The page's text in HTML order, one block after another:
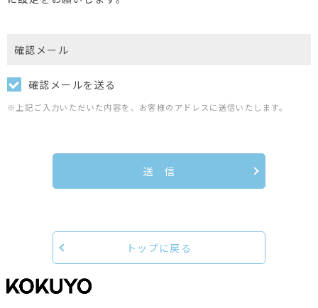
確認メール
確認メールを送る
※上記ご入力いただいた内容を、お客様のアドレスに送信いたします。
送 信
トップに戻る